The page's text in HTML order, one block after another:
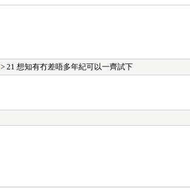
> 21 想知有冇差唔多年紀可以一齊試下